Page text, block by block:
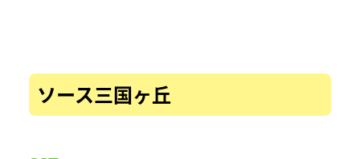
ソース三国ヶ丘